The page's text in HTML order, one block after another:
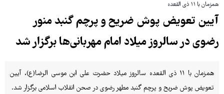
همزمان با ۱۱ ذی القعده
آیین تعویض پوش ضریح و پرچم گنبد منور
رضوی در سالروز میلاد امام مهربانی‌ها برگزار شد
همزمان با ۱۱ ذی القعده سالروز میلاد حضرت علی ابن موسی الرضا(ع)، آیین
تعویض پوش ضریح و پرچم گنبد مطهر رضوی در صحن انقلاب اسلامی برگزار شد.